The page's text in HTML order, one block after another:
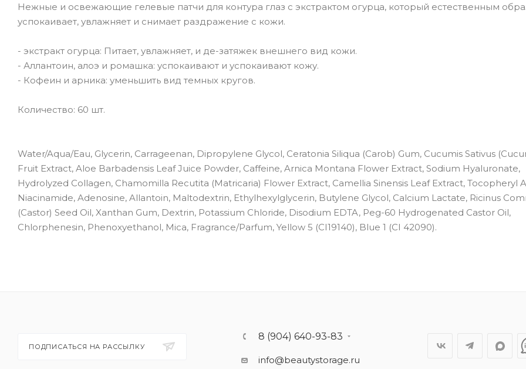
Нежные и освежающие гелевые патчи для контура глаз с экстрактом огурца, который естественным
успокаивает, увлажняет и снимает раздражение с кожи.
- экстракт огурца: Питает, увлажняет, и де-затяжек внешнего вид кожи.
- Аллантоин, алоэ и ромашка: успокаивают и успокаивают кожу.
- Кофеин и арника: уменьшить вид темных кругов.
Количество: 60 шт.
Water/Aqua/Eau, Glycerin, Carrageenan, Dipropylene Glycol, Ceratonia Siliqua (Carob) Gum, Cucumis Sativus
Fruit Extract, Aloe Barbadensis Leaf Juice Powder, Caffeine, Arnica Montana Flower Extract, Sodium Hyaluronate,
Hydrolyzed Collagen, Chamomilla Recutita (Matricaria) Flower Extract, Camellia Sinensis Leaf Extract, Tocopheryl
Niacinamide, Adenosine, Allantoin, Maltodextrin, Ethylhexylglycerin, Butylene Glycol, Calcium Lactate, Ricinus
(Castor) Seed Oil, Xanthan Gum, Dextrin, Potassium Chloride, Disodium EDTA, Peg-60 Hydrogenated Castor Oil,
Chlorphenesin, Phenoxyethanol, Mica, Fragrance/Parfum, Yellow 5 (CI19140), Blue 1 (CI 42090).
ПОДПИСАТЬСЯ НА РАССЫЛКУ
8 (904) 640-93-83
info@beautystorage.ru